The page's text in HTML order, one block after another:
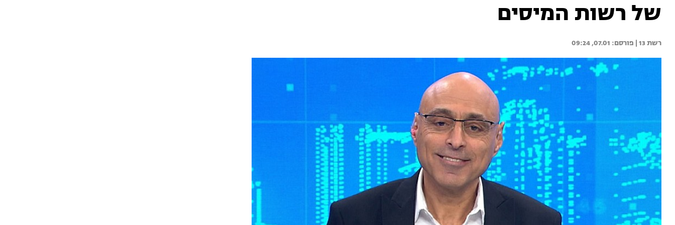
של רשות המיסים
רשת 13 | 07.01, 09:24